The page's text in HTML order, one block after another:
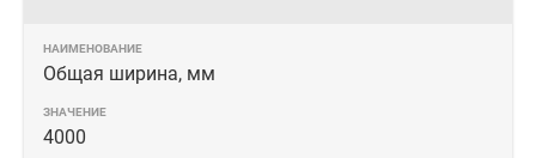
Общая ширина, мм
4000